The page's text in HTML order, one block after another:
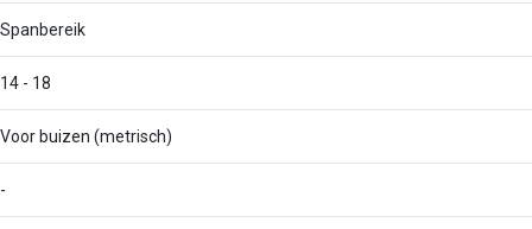
Spanbereik
14 - 18
Voor buizen (metrisch)
-